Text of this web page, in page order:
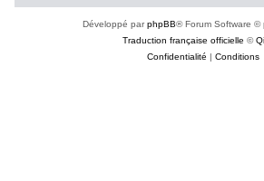
Développé parphpBB® Forum Software ©
Traduction française officielle ©
Confidentialité | Conditions